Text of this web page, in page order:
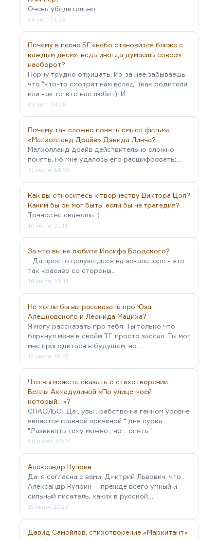
Очень убедительно.
06 авг., 01:23
Почему в песне БГ «небо становится ближе с
каждым днем», ведь иногда думаешь совсем
наоборот?
Порчу трудно отрицать. Из-за неё забываешь,
что "кто-то смотрит нам вслед" (как родители
или как те, кто нас любит). И…
03 авг., 04:58
Почему так сложно понять смысл фильма
«Малхолланд Драйв» Дэвида Линча?
Малхолланд драйв действительно сложно
понять, но мне удалось его расшифровать:…
31 июля, 14:05
Как вы относитесь к творчеству Виктора Цоя?
Каким бы он мог быть, если бы не трагедия?
Точнее не скажешь :(
16 июля, 21:11
За что вы не любите Иосифа Бродского?
...Да просто целующиеся на эскалаторе - это
так красиво со стороны...
16 июля, 20:11
Не могли бы вы рассказать про Юза
Алешковского и Леонида Мациха?
Я могу рассказать про тебя. Ты только что
блркнул меня в своём ТГ, просто зассал. Ты мог
мне пригодиться в будущем, но…
12 июля, 15:25
Что вы можете сказать о стихотворении
Беллы Ахмадулиной «По улице моей
который…»?
СПАСИБО! Да , увы . рабство на генном уровне
является главной причиной " дня сурка
".Развивпть тему можно , но .. опять "…
09 июля, 03:01
Александр Куприн
Да, я согласна с вами, Дмитрий Львович, что
Александр Куприн - "прежде всего умный и
сильный писатель, каких в русской…
15 июня, 11:29
Давид Самойлов, стихотворение «Маркитант»